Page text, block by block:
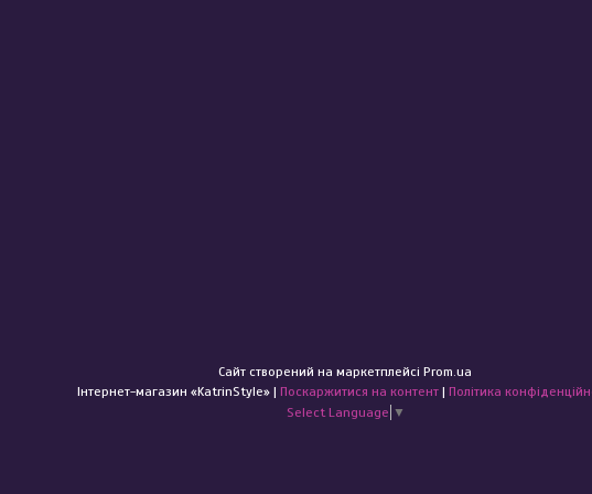
Сайт створений на маркетплейсі Prom.ua
Інтернет-магазин «KatrinStyle» | Поскаржитися на контент | Політика
Select Language ▼